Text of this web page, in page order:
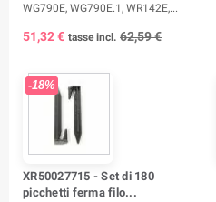
WG790E, WG790E.1, WR142E,...
51,32 € tasse incl. 62,59 €
-18%
XR50027715 - Set di 180
picchetti ferma filo...